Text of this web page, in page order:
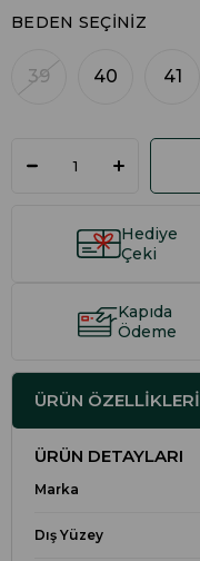
BEDEN SEÇINIZ
39 40 41
Hediye
Çeki
Kapıda
Ödeme
ÜRÜN ÖZELLIKLERI
ÜRÜN DETAYLARI
Marka
Dış Yüzey